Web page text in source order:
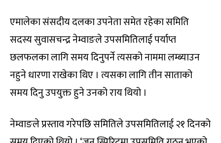
एमालेका संसदीय दलका उपनेता समेत रहेका समिति
सदस्य सुवासचन्द्र नेम्वाङले उपसमितिलाई पर्याप्त
छलफलका लागि समय दिनुपर्ने त्यसको नाममा लम्ब्याउन
नहुने धारणा राखेका थिए । त्यसका लागि तीन साताको
समय दिनु उपयुक्त हुने उनको राय थियो ।
नेम्वाङले प्रस्ताव गरेपछि समितिले उपसमितिलाई २१ दिनको